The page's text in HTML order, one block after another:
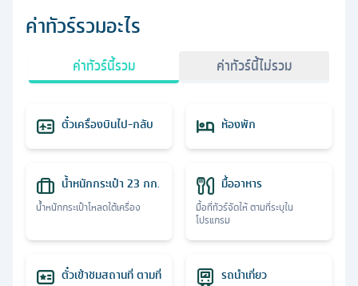
ค่าทัวร์รวมอะไร
ค่าทัวร์นี้รวม ค่าทัวร์นี้ไม่รวม
ตั๋วเครื่องบินไป-กลับ ห้องพัก
น้ำหนักกระเป๋า 23 กก.
น้ำหนักกระเป๋าโหลดใต้เครื่อง
มื้ออาหาร
มื้อที่ทัวร์จัดให้ ตามที่ระบุใน
โปรแกรม
ตั๋วเข้าชมสถานที่ ตามที่
รถนำเที่ยว